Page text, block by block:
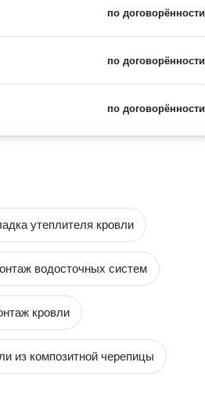
по договорённости
по договорённости
по договорённости
утеплителя кровли
водосточных систем
кровли
из композитной черепицы